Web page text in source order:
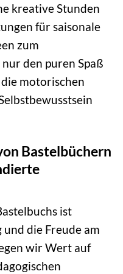
kreative Stunden
für saisonale
zum
den puren Spaß
motorischen
Bastelbüchern
ist
die Freude am
wir Wert auf